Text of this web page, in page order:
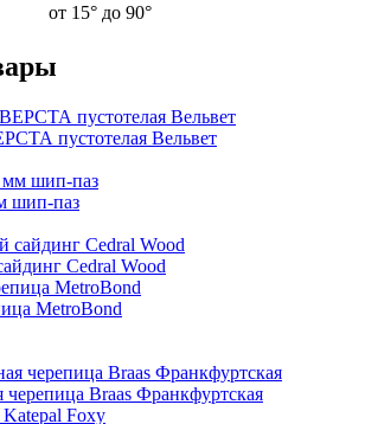
от 15° до 90°
пустотелая Вельвет
шип-паз
Cedral Wood
MetroBond
черепица Braas Франкфуртская